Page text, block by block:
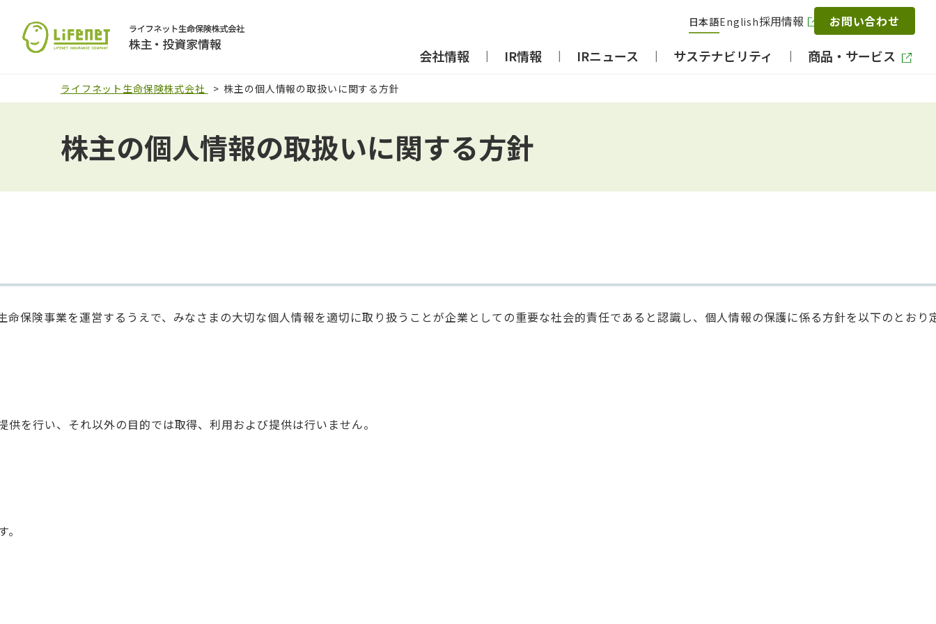
日本語English採用情報 お問い合わせ
会社情報 IR情報 IRニュース サステナビリティ 商品・サービス
ライフネット生命保険株式会社 株主の個人情報の取扱いに関する方針
株主の個人情報の取扱いに関する方針
保険事業を運営するうえで、みなさまの大切な個人情報を適切に取り扱うことが企業としての重要な社会的責任であると認識し、個人情報の保護に係る方針を以下のとお
を行い、それ以外の目的では取得、利用および提供は行いません。